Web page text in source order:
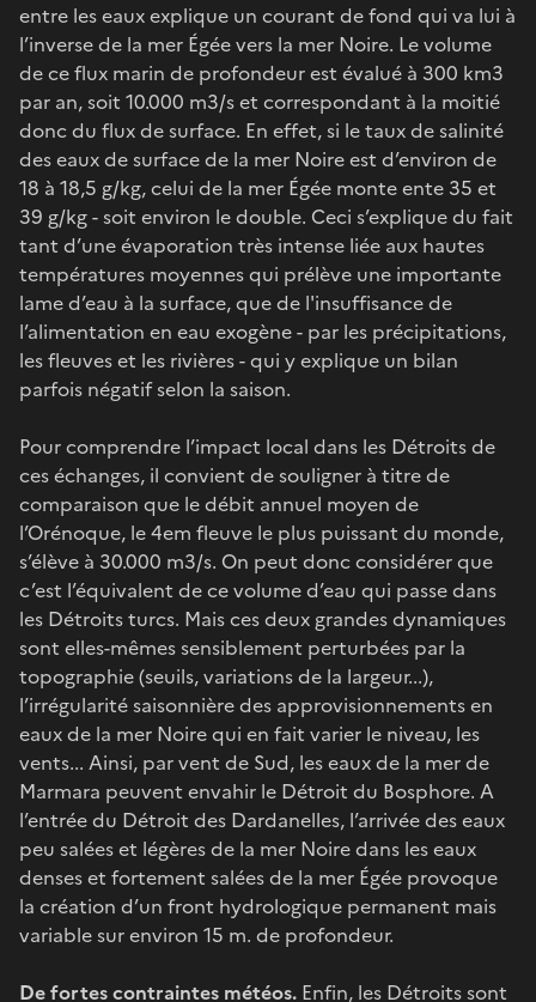
entre les eaux explique un courant de fond qui va lui à
l’inverse de la mer Égée vers la mer Noire. Le volume
de ce flux marin de profondeur est évalué à 300 km3
par an, soit 10.000 m3/s et correspondant à la moitié
donc du flux de surface. En effet, si le taux de salinité
des eaux de surface de la mer Noire est d’environ de
18 à 18,5 g/kg, celui de la mer Égée monte ente 35 et
39 g/kg - soit environ le double. Ceci s’explique du fait
tant d’une évaporation très intense liée aux hautes
températures moyennes qui prélève une importante
lame d’eau à la surface, que de l'insuffisance de
l’alimentation en eau exogène - par les précipitations,
les fleuves et les rivières - qui y explique un bilan
parfois négatif selon la saison.
Pour comprendre l’impact local dans les Détroits de
ces échanges, il convient de souligner à titre de
comparaison que le débit annuel moyen de
l’Orénoque, le 4em fleuve le plus puissant du monde,
s’élève à 30.000 m3/s. On peut donc considérer que
c’est l’équivalent de ce volume d’eau qui passe dans
les Détroits turcs. Mais ces deux grandes dynamiques
sont elles-mêmes sensiblement perturbées par la
topographie (seuils, variations de la largeur...),
l’irrégularité saisonnière des approvisionnements en
eaux de la mer Noire qui en fait varier le niveau, les
vents... Ainsi, par vent de Sud, les eaux de la mer de
Marmara peuvent envahir le Détroit du Bosphore. A
l’entrée du Détroit des Dardanelles, l’arrivée des eaux
peu salées et légères de la mer Noire dans les eaux
denses et fortement salées de la mer Égée provoque
la création d’un front hydrologique permanent mais
variable sur environ 15 m. de profondeur.
De fortes contraintes météos. Enfin, les Détroits sont